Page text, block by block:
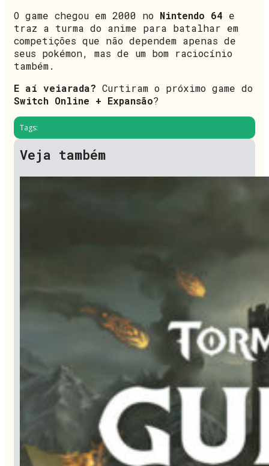
O game chegou em 2000 no Nintendo 64 e
traz a turma do anime para batalhar em
competições que não dependem apenas de
seus pokémon, mas de um bom raciocínio
também.
E aí veiarada? Curtiram o próximo game do
Switch Online + Expansão?
Tags:
Veja também